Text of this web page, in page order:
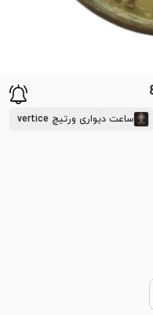
ساعت دیواری ورتیچ vertice